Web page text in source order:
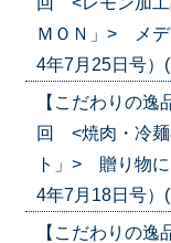
ＭＯＮ」> メデ
4年7月25日号）
【こだわりの逸
回 <焼肉・冷麺
ト」> 贈り物
4年7月18日号）
【こだわりの逸